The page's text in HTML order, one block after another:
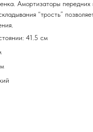
Амортизаторы
“трость”
41.5 см